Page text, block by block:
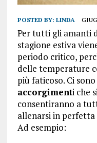
POSTED BY: LINDA
Per tutti gli amanti
stagione estiva
periodo critico,
delle temperature
più faticoso. Ci
accorgimenti che
consentiranno a
allenarsi in
Ad esempio: